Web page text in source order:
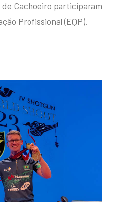
Cachoeiro participaram
Profissional (EQP).